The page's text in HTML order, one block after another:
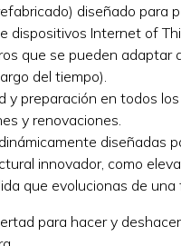
diseñado para
dispositivos Internet of
que se pueden
del tiempo).
y preparación en todos
y renovaciones.
diseñadas
innovador, como
que evolucionas de
para hacer y